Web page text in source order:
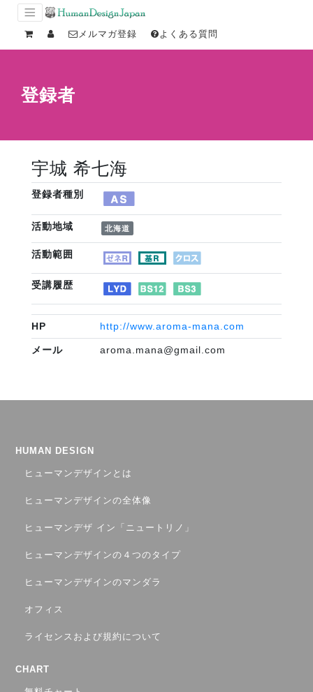
メルマガ登録 よくある質問
登録者
宇城 希七海
登録者種別
活動地域 北海道
活動範囲
受講履歴
HP http://www.aroma-mana.com
メール aroma.mana@gmail.com
HUMAN DESIGN
ヒューマンデザインとは
ヒューマンデザインの全体像
ヒューマンデザ イン「ニュートリノ」
ヒューマンデザインの４つのタイプ
ヒューマンデザインのマンダラ
オフィス
ライセンスおよび規約について
CHART